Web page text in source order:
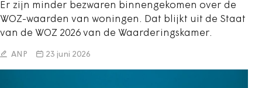
Er zijn minder bezwaren binnengekomen over de
WOZ-waarden van woningen. Dat blijkt uit de Staat
van de WOZ 2026 van de Waarderingskamer.
ANP 23 juni 2026